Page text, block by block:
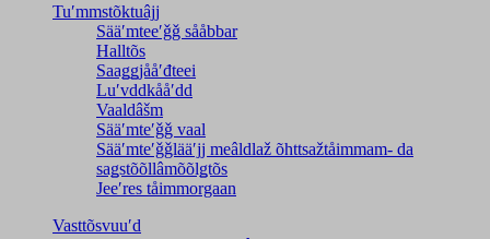
Tuʹmmstõktuâjj
Sääʹmteeʹǧǧ sååbbar
Halltõs
Saaǥǥjååʹđteei
Luʹvddkååʹdd
Vaaldâšm
Sääʹmteʹǧǧ vaal
Sääʹmteʹǧǧlääʹjj meâldlaž õhttsažtåimmam- da
saǥstõõllâmõõlǥtõs
Jeeʹres tåimmorgaan
Vasttõsvuuʹd